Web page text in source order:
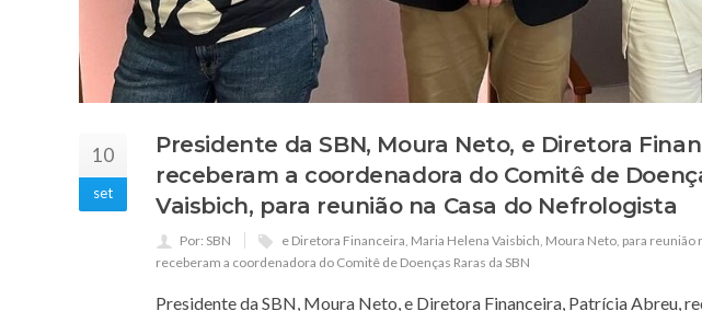
10
set
Presidente da SBN, Moura Neto, e Diretora
receberam a coordenadora do Comitê de
Vaisbich, para reunião na Casa do Nefrologista
Por: SBN e Diretora Financeira Maria Helena Vaisbich Moura Neto para reunião
receberam a coordenadora do Comitê de Doenças Raras da SBN
Presidente da SBN, Moura Neto, e Diretora Financeira, Patrícia Abreu,